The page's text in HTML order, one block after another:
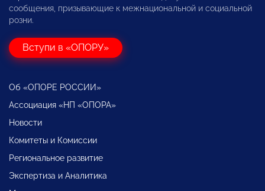
сообщения, призывающие к межнациональной и социальной
розни.
Вступи в «ОПОРУ»
Об «ОПОРЕ РОССИИ»
Ассоциация «НП «ОПОРА»
Новости
Комитеты и Комиссии
Региональное развитие
Экспертиза и Аналитика